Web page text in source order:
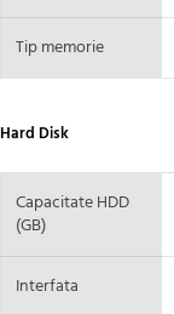
Tip memorie
Hard Disk
Capacitate HDD
(GB)
Interfata